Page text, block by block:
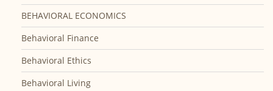
BEHAVIORAL ECONOMICS
Behavioral Finance
Behavioral Ethics
Behavioral Living